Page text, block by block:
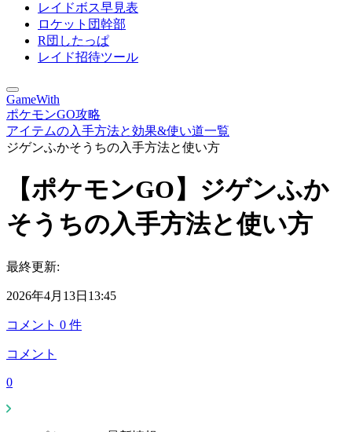
レイドボス早見表
ロケット団幹部
R団したっぱ
レイド招待ツール
GameWith
ポケモンGO攻略
アイテムの入手方法と効果&使い道一覧
ジゲンふかそうちの入手方法と使い方
【ポケモンGO】ジゲンふか
そうちの入手方法と使い方
最終更新:
2026年4月13日13:45
コメント 0 件
コメント
0